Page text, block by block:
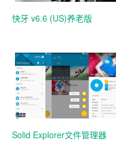
快牙 v6.6 (US)养老版
Solid Explorer文件管理器